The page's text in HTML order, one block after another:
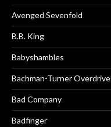
Avenged Sevenfold
B.B. King
Babyshambles
Bachman-Turner Overdrive
Bad Company
Badfinger